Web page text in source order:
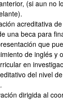
(si aun no
acreditativa
una beca para
que
de inglés y
en
del nivel
dirigida al